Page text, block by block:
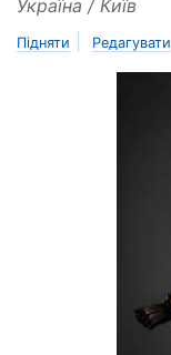
Україна / Київ
Підняти Редагувати